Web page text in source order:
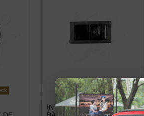
Rupture de stock
INTERRUPTEUR A